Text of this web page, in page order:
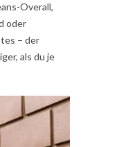
Overall,
oder
– der
als du je